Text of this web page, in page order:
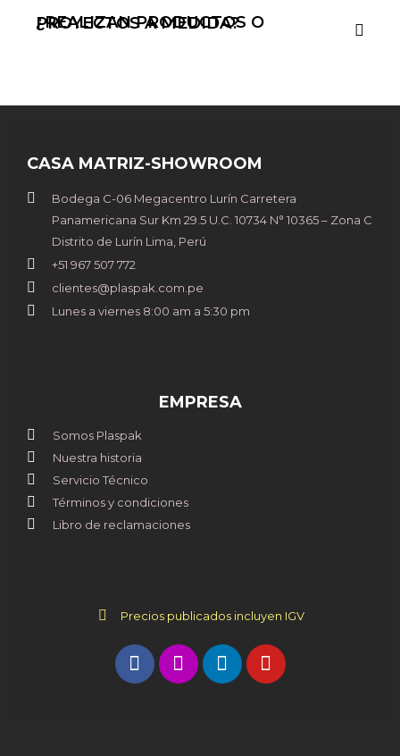
¿REALIZAN PRODUCTOS O PROYECTOS A MEDIDA?
CASA MATRIZ-SHOWROOM
Bodega C-06 Megacentro Lurín Carretera
Panamericana Sur Km 29.5 U.C. 10734 N° 10365 – Zona C
Distrito de Lurín Lima, Perú
+51 967 507 772
clientes@plaspak.com.pe
Lunes a viernes 8:00 am a 5:30 pm
EMPRESA
Somos Plaspak
Nuestra historia
Servicio Técnico
Términos y condiciones
Libro de reclamaciones
Precios publicados incluyen IGV